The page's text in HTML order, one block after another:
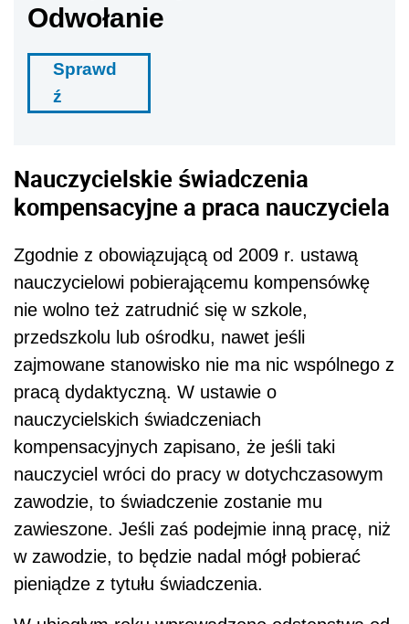
Odwołanie
Sprawd
ź
Nauczycielskie świadczenia
kompensacyjne a praca nauczyciela
Zgodnie z obowiązującą od 2009 r. ustawą
nauczycielowi pobierającemu kompensówkę
nie wolno też zatrudnić się w szkole,
przedszkolu lub ośrodku, nawet jeśli
zajmowane stanowisko nie ma nic wspólnego z
pracą dydaktyczną. W ustawie o
nauczycielskich świadczeniach
kompensacyjnych zapisano, że jeśli taki
nauczyciel wróci do pracy w dotychczasowym
zawodzie, to świadczenie zostanie mu
zawieszone. Jeśli zaś podejmie inną pracę, niż
w zawodzie, to będzie nadal mógł pobierać
pieniądze z tytułu świadczenia.